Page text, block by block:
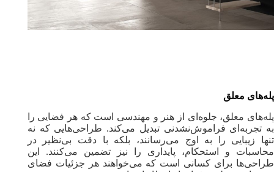
پله‌های معلق
پله‌های معلق، جلوه‌ای از هنر و مهندسی است که هر فضایی را
به تجربه‌ای فراموش‌نشدنی تبدیل می‌کند. طراحی‌هایی که نه
تنها زیبایی را به اوج می‌رسانند، بلکه با دقت بی‌نظیر در
محاسبات و استحکام، پایداری را نیز تضمین می‌کنند. این
طراحی‌ها برای کسانی است که می‌خواهند هر جزئیات فضای